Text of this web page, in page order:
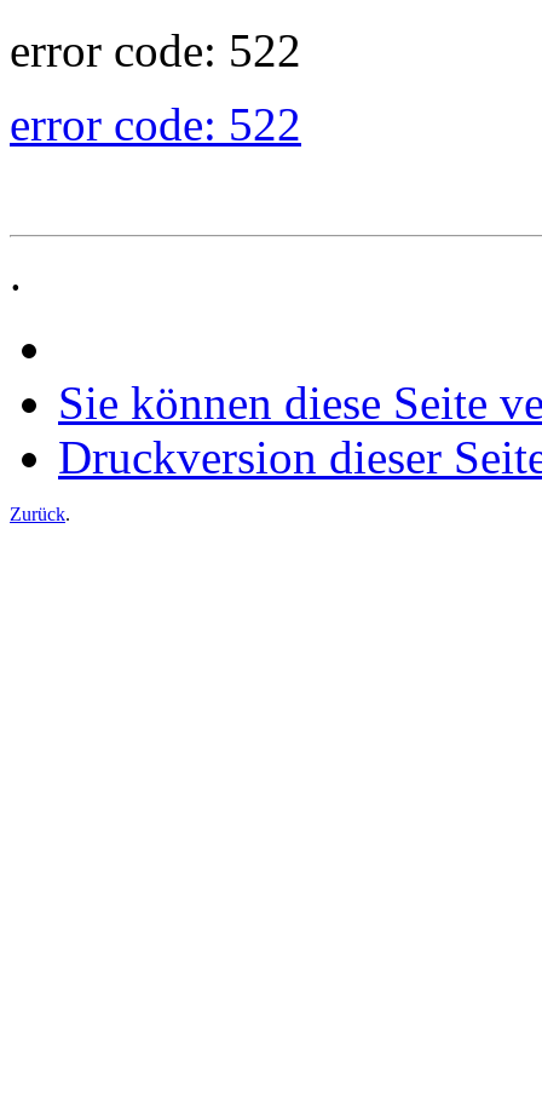
error code: 522
error code: 522
.
Sie können diese Seite
Druckversion dieser
Zurück.